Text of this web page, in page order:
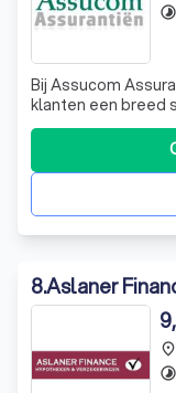
Bij Assucom
klanten een breed
bieden. Of u nu
hypotheken of
klaar om u te
daarom bieden we
timelapse
8.Aslaner
place
timelapse